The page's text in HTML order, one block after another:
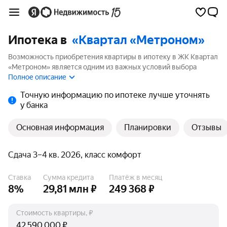
Ипотека в «Квартал «Метроном»
Возможность приобретения квартиры в ипотеку в ЖК Квартал
«Метроном» является одним из важных условий выбора
квартиры. На странице мы собрали программы кредитования
Полное описание
Точную информацию по ипотеке лучше уточнять
у банка
Основная информация Планировки Отзывы
Сдача 3–4 кв. 2026, класс комфорт
Ставка
8%
Сумма кредита
29,81 млн ₽
Платёж в месяц
249 368 ₽
Стоимость квартиры, ₽
₽